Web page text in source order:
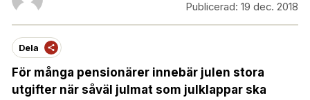
Publicerad: 19 dec. 2018
Dela
För många pensionärer innebär julen stora
utgifter när såväl julmat som julklappar ska